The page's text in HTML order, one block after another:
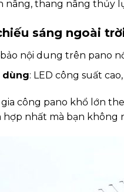
nâng, thang nâng thủy
sáng ngoài
nội dung trên pano
dùng: LED công suất
công pano khổ lớn
hợp nhất mà bạn không